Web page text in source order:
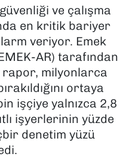
ve çalışma
en kritik bariyer
veriyor. Emek
AR) tarafından
rapor, milyonlarca
ortaya
işçiye yalnızca 2,8
işyerlerinin yüzde
denetim yüzü